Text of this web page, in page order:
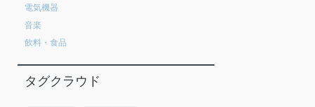
電気機器
音楽
飲料・食品
タグクラウド